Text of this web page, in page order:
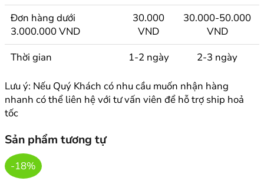
Đơn hàng dưới
3.000.000 VND
30.000
VND
30.000-50.000
VND
Thời gian
1-2 ngày 2-3 ngày
Lưu ý: Nếu Quý Khách có nhu cầu muốn nhận hàng
nhanh có thể liên hệ với tư vấn viên để hỗ trợ ship hoả
tốc
Sản phẩm tương tự
-18%